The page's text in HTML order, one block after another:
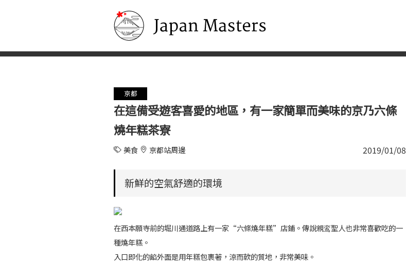
京都
在這備受遊客喜愛的地區，有一家簡單而美味的京乃六條
燒年糕茶寮
美食 京都站周邊 2019/01/08
新鮮的空氣舒適的環境
在西本願寺前的堀川通道路上有一家“六條燒年糕”店鋪。傳說親鸾聖人也非常喜歡吃的一
種燒年糕。
入口即化的餡外面是用年糕包裹著，涼而軟的質地，非常美味。